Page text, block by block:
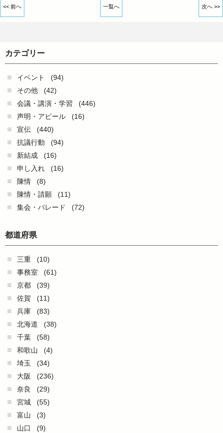
<< 前へ 一覧へ 次へ >>
カテゴリー
イベント
(94)
その他
(42)
会議・講演・学習
(446)
声明・アピール
(16)
宣伝
(440)
抗議行動
(94)
新結成
(16)
申し入れ
(16)
陳情
(8)
陳情・請願
(11)
集会・パレード
(72)
都道府県
三重
(10)
事務室
(61)
京都
(39)
佐賀
(11)
兵庫
(83)
北海道
(38)
千葉
(58)
和歌山
(4)
埼玉
(34)
大阪
(236)
奈良
(29)
宮城
(55)
富山
(3)
山口
(9)